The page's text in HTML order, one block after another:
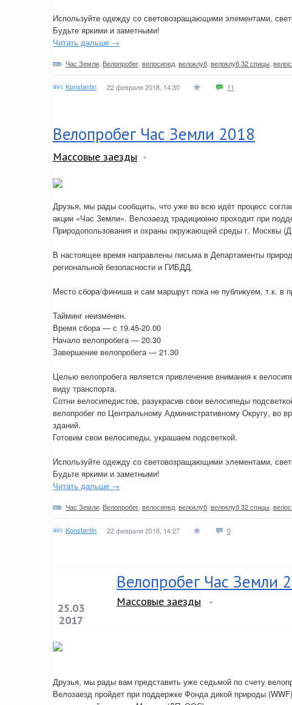
Используйте одежду со световозращающими элементами,
Будьте яркими и заметными!
Читать дальше →
Час Земли Велопробег велосипед велоклуб велоклуб 32 спицы
Konstantin 22 февраля 2018, 14:30 11
Велопробег Час Земли 2018
Массовые заезды
Друзья, мы рады сообщить, что уже во всю идёт процесс
акции «Час Земли». Велозаезд традиционно проходит при
Природопользования и охраны окружающей среды г. Москвы
В настоящее время направлены письма в Департаменты
региональной безопасности и ГИБДД.
Место сбора/финиша и сам маршрут пока не публикуем, т.к. в
Тайминг неизменен.
Время сбора — с 19.45-20.00
Начало велопробега — 20.30
Завершение велопробега — 21.30
Целью велопробега является привлечение внимания к
виду транспорта.
Сотни велосипедистов, разукрасив свои велосипеды
велопробег по Центральному Административному Округу, во
зданий.
Готовим свои велосипеды, украшаем подсветкой.
Используйте одежду со световозращающими элементами,
Будьте яркими и заметными!
Читать дальше →
Час Земли Велопробег велосипед велоклуб велоклуб 32 спицы
Konstantin 22 февраля 2018, 14:27 0
25.03
2017
Велопробег Час Земли
Массовые заезды
Друзья, мы рады вам представить уже седьмой по счету
Велозаезд пройдет при поддержке Фонда дикой природы